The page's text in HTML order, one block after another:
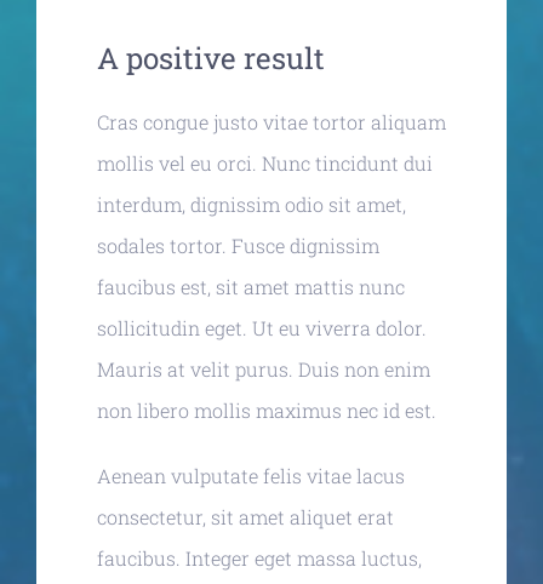
A positive result
Cras congue justo vitae tortor aliquam
mollis vel eu orci. Nunc tincidunt dui
interdum, dignissim odio sit amet,
sodales tortor. Fusce dignissim
faucibus est, sit amet mattis nunc
sollicitudin eget. Ut eu viverra dolor.
Mauris at velit purus. Duis non enim
non libero mollis maximus nec id est.
Aenean vulputate felis vitae lacus
consectetur, sit amet aliquet erat
faucibus. Integer eget massa luctus,